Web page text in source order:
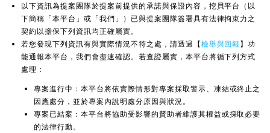
以下資訊為提案團隊於提案前提供的承諾與保證內容，挖貝平台（以
下簡稱「本平台」或「我們」）已與提案團隊簽署具有法律拘束力之
契約以擔保下列資訊均正確屬實。
若您發現下列資訊有與實際情況不符之處，請透過【檢舉與回報】功
能通報本平台，我們會盡速確認。若查證屬實，本平台將循下列方式
處理：
專案進行中：本平台將依實際情形對專案採取警示、凍結或終止之
因應處分，並於專案內說明處分原因與狀況。
專案已結案：本平台將協助受影響的贊助者維護其權益或採取必要
的法律行動。